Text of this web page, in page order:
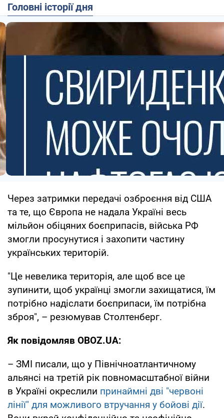
Головні історії дня
Через затримки передачі озброєння від США
та те, що Європа не надала Україні весь
мільйон обіцяних боєприпасів, війська РФ
змогли просунутися і захопити частину
українських територій.
"Це невелика територія, але щоб все це
зупинити, щоб українці змогли захищатися, їм
потрібно надіслати боєприпаси, їм потрібна
зброя", – резюмував Столтенберг.
Як повідомляв OBOZ.UA:
– ЗМІ писали, що у Північноатлантичному
альянсі на третій рік повномасштабної війни
в Україні окреслили принаймні дві "червоні
лінії" для можливого втручання у бойові дії.